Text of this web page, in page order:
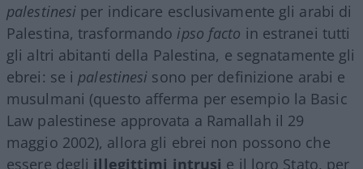
palestinesi per indicare esclusivamente gli arabi di
Palestina, trasformando ipso facto in estranei tutti
gli altri abitanti della Palestina, e segnatamente gli
ebrei: se i palestinesi sono per definizione arabi e
musulmani (questo afferma per esempio la Basic
Law palestinese approvata a Ramallah il 29
maggio 2002), allora gli ebrei non possono che
essere degli illegittimi intrusi e il loro Stato, per